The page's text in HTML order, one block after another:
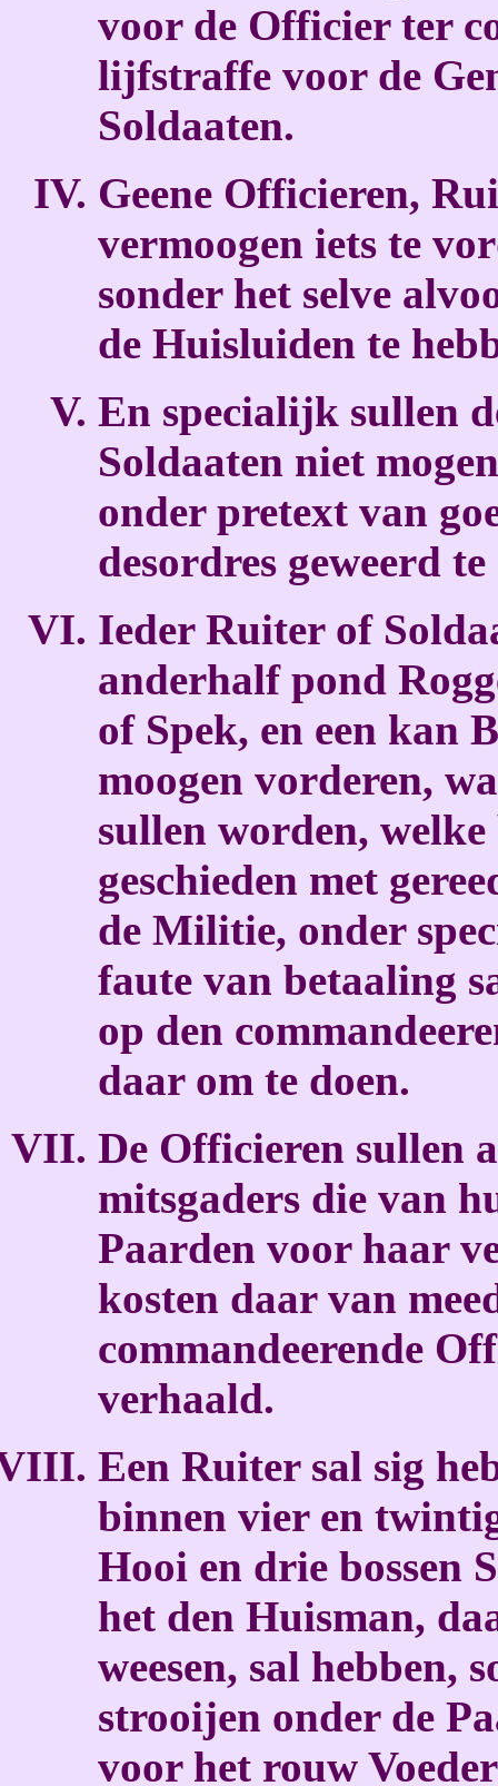
voor de Officier ter
lijfstraffe voor de
Soldaaten.
Geene Officieren,
vermoogen iets te
sonder het selve
de Huisluiden te
En specialijk sullen
Soldaaten niet
onder pretext van
desordres geweerd
Ieder Ruiter of
anderhalf pond
of Spek, en een kan
moogen vorderen,
sullen worden,
geschieden met
de Militie, onder
faute van betaaling
op den
daar om te doen.
De Officieren sullen
mitsgaders die van
Paarden voor haar
kosten daar van
commandeerende
verhaald.
Een Ruiter sal sig
binnen vier en
Hooi en drie bossen
het den Huisman,
weesen, sal hebben,
strooijen onder de
voor het rouw